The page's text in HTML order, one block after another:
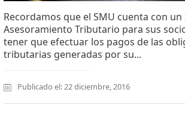
Recordamos que el SMU cuenta con un
Asesoramiento Tributario para sus
tener que efectuar los pagos de las
tributarias generadas por su...
Publicado el: 22 diciembre, 2016